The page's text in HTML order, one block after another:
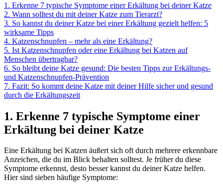
1. Erkenne 7 typische Symptome einer Erkältung bei deiner Katze
2. Wann solltest du mit deiner Katze zum Tierarzt?
3. So kannst du deiner Katze bei einer Erkältung gezielt helfen: 5
wirksame Tipps
4. Katzenschnupfen – mehr als eine Erkältung?
5. Ist Katzenschnupfen oder eine Erkältung bei Katzen auf
Menschen übertragbar?
6. So bleibt deine Katze gesund: Die besten Tipps zur Erkältungs-
und Katzenschnupfen-Prävention
7. Fazit: So kommt deine Katze mit deiner Hilfe sicher und gesund
durch die Erkältungszeit
1. Erkenne 7 typische Symptome einer
Erkältung bei deiner Katze
Eine Erkältung bei Katzen äußert sich oft durch mehrere erkennbare
Anzeichen, die du im Blick behalten solltest. Je früher du diese
Symptome erkennst, desto besser kannst du deiner Katze helfen.
Hier sind sieben häufige Symptome: